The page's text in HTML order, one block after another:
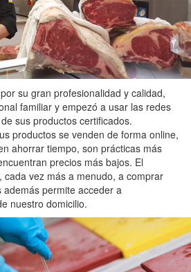
su gran profesionalidad y calidad,
familiar y empezó a usar las redes
sus productos certificados.
productos se venden de forma online,
ahorrar tiempo, son prácticas más
precios más bajos. El
vez más a menudo, a comprar
permite acceder a
nuestro domicilio.